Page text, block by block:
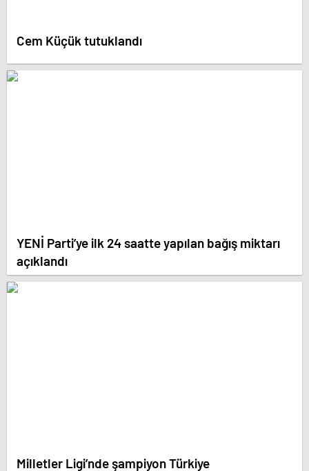
Cem Küçük tutuklandı
YENİ Parti’ye ilk 24 saatte yapılan bağış miktarı
açıklandı
Milletler Ligi’nde şampiyon Türkiye